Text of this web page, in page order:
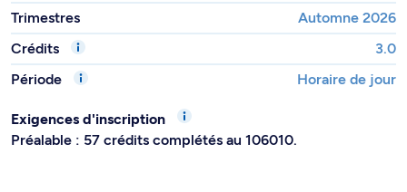
Trimestres
Automne 2026
Crédits
3.0
Période
Horaire de jour
Exigences d'inscription
Préalable : 57 crédits complétés au 106010.